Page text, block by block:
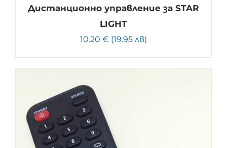
Дистанционно управление за STAR
LIGHT
10.20 € (19.95 лв)